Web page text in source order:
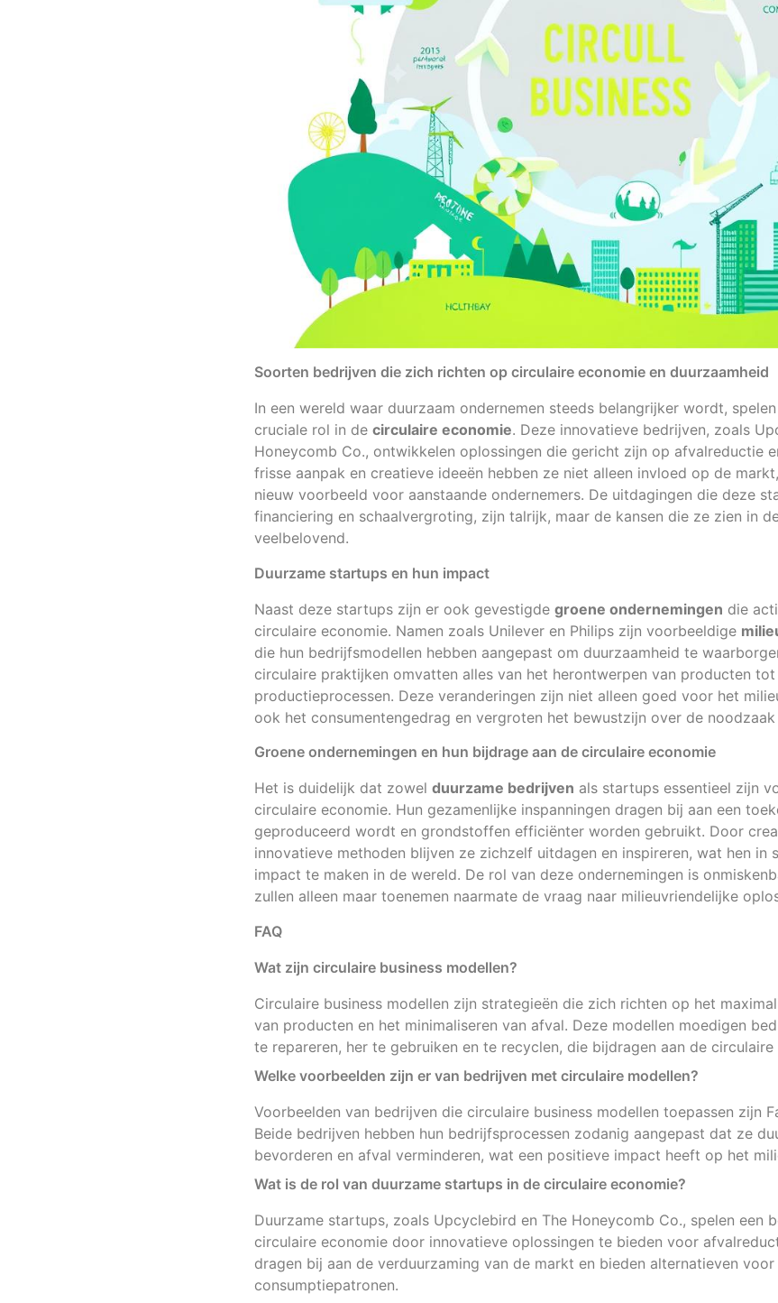
Soorten bedrijven die zich richten op circulaire economie en duurzaamheid
In een wereld waar duurzaam ondernemen steeds belangrijker wordt, spelen
cruciale rol in de circulaire economie. Deze innovatieve bedrijven, zoals
Honeycomb Co., ontwikkelen oplossingen die gericht zijn op afvalreductie
frisse aanpak en creatieve ideeën hebben ze niet alleen invloed op de
nieuw voorbeeld voor aanstaande ondernemers. De uitdagingen die deze
financiering en schaalvergroting, zijn talrijk, maar de kansen die ze zien in
veelbelovend.
Duurzame startups en hun impact
Naast deze startups zijn er ook gevestigde groene ondernemingen die
circulaire economie. Namen zoals Unilever en Philips zijn voorbeeldige
die hun bedrijfsmodellen hebben aangepast om duurzaamheid te
circulaire praktijken omvatten alles van het herontwerpen van producten
productieprocessen. Deze veranderingen zijn niet alleen goed voor het
ook het consumentengedrag en vergroten het bewustzijn over de
Groene ondernemingen en hun bijdrage aan de circulaire economie
Het is duidelijk dat zowel duurzame bedrijven als startups essentieel zijn
circulaire economie. Hun gezamenlijke inspanningen dragen bij aan een
geproduceerd wordt en grondstoffen efficiënter worden gebruikt. Door
innovatieve methoden blijven ze zichzelf uitdagen en inspireren, wat hen in
impact te maken in de wereld. De rol van deze ondernemingen is
zullen alleen maar toenemen naarmate de vraag naar milieuvriendelijke
FAQ
Wat zijn circulaire business modellen?
Circulaire business modellen zijn strategieën die zich richten op het
van producten en het minimaliseren van afval. Deze modellen moedigen
te repareren, her te gebruiken en te recyclen, die bijdragen aan de circulaire
Welke voorbeelden zijn er van bedrijven met circulaire modellen?
Voorbeelden van bedrijven die circulaire business modellen toepassen zijn
Beide bedrijven hebben hun bedrijfsprocessen zodanig aangepast dat ze
bevorderen en afval verminderen, wat een positieve impact heeft op het
Wat is de rol van duurzame startups in de circulaire economie?
Duurzame startups, zoals Upcyclebird en The Honeycomb Co., spelen een
circulaire economie door innovatieve oplossingen te bieden voor
dragen bij aan de verduurzaming van de markt en bieden alternatieven
consumptiepatronen.